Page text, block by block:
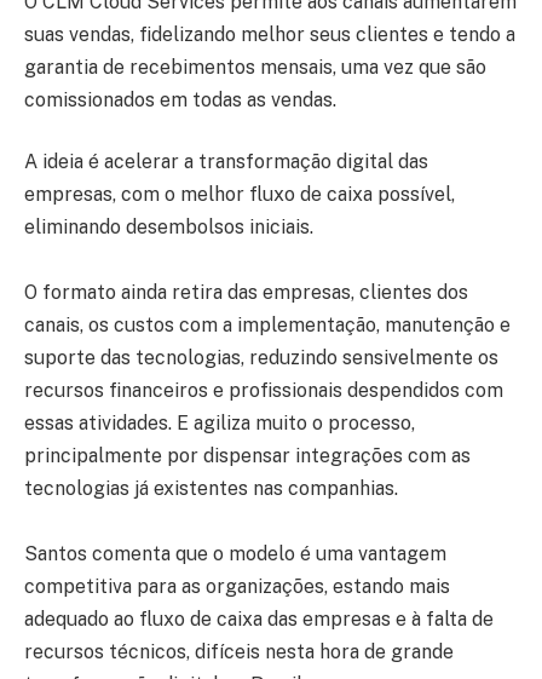
suas vendas, fidelizando melhor seus clientes e tendo a
garantia de recebimentos mensais, uma vez que são
comissionados em todas as vendas.
A ideia é acelerar a transformação digital das
empresas, com o melhor fluxo de caixa possível,
eliminando desembolsos iniciais.
O formato ainda retira das empresas, clientes dos
canais, os custos com a implementação, manutenção e
suporte das tecnologias, reduzindo sensivelmente os
recursos financeiros e profissionais despendidos com
essas atividades. E agiliza muito o processo,
principalmente por dispensar integrações com as
tecnologias já existentes nas companhias.
Santos comenta que o modelo é uma vantagem
competitiva para as organizações, estando mais
adequado ao fluxo de caixa das empresas e à falta de
recursos técnicos, difíceis nesta hora de grande